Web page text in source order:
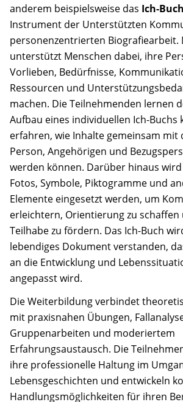
anderem beispielsweise das Ich-
Instrument der Unterstützten
personenzentrierten Biografiearbeit.
unterstützt Menschen dabei, ihre
Vorlieben, Bedürfnisse,
Ressourcen und
machen. Die Teilnehmenden lernen
Aufbau eines individuellen Ich-Buchs
erfahren, wie Inhalte gemeinsam
Person, Angehörigen und
werden können. Darüber hinaus
Fotos, Symbole, Piktogramme und
Elemente eingesetzt werden, um
erleichtern, Orientierung zu schaffen
Teilhabe zu fördern. Das Ich-Buch
lebendiges Dokument verstanden,
an die Entwicklung und
angepasst wird.
Die Weiterbildung verbindet
mit praxisnahen Übungen,
Gruppenarbeiten und moderiertem
Erfahrungsaustausch. Die
ihre professionelle Haltung im
Lebensgeschichten und entwickeln
Handlungsmöglichkeiten für ihren